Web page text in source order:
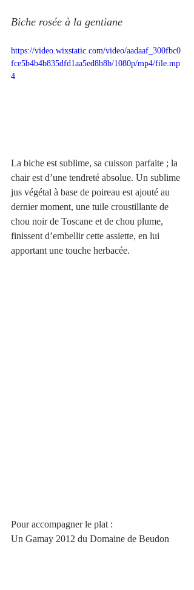
Biche rosée à la gentiane
https://video.wixstatic.com/video/aadaaf_300fbc0
fce5b4b4b835dfd1aa5ed8b8b/1080p/mp4/file.mp
4
La biche est sublime, sa cuisson parfaite ; la
chair est d’une tendreté absolue. Un sublime
jus végétal à base de poireau est ajouté au
dernier moment, une tuile croustillante de
chou noir de Toscane et de chou plume,
finissent d’embellir cette assiette, en lui
apportant une touche herbacée.
Pour accompagner le plat :
Un Gamay 2012 du Domaine de Beudon